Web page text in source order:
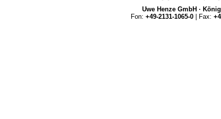
Uwe Henze GmbH ·
Fon: +49-2131-1065-0 | Fax: